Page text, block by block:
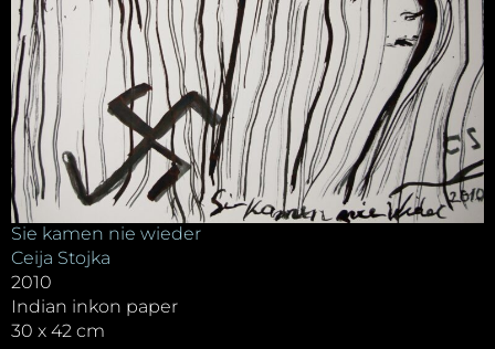
Sie kamen nie wieder
Ceija Stojka
2010
Indian inkon paper
30 x 42 cm